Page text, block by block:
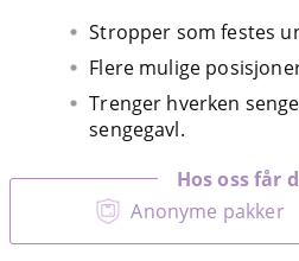
Stropper som festes
Flere mulige
Trenger hverken
sengegavl.
Anonyme pakker
Hos oss får